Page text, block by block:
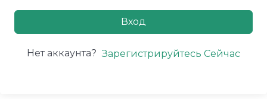
Вход
Нет аккаунта? Зарегистрируйтесь Сейчас